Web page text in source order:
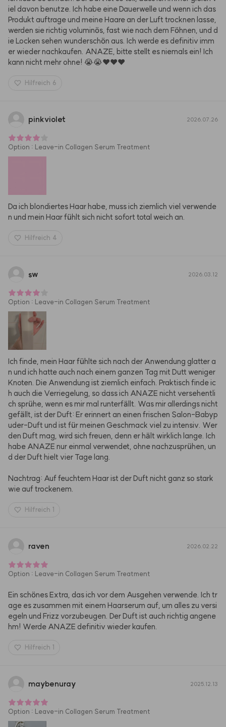
iel davon benutze. Ich habe eine Dauerwelle und wenn ich das
Produkt auftrage und meine Haare an der Luft trocknen lasse,
werden sie richtig voluminös, fast wie nach dem Föhnen, und d
ie Locken sehen wunderschön aus. Ich werde es definitiv imm
er wieder nachkaufen. ANAZE, bitte stellt es niemals ein! Ich
kann nicht mehr ohne! 😭😭❤️❤️❤️
Hilfreich 6
pinkviolet 2026.07.26
Option : Leave-in Collagen Serum Treatment
Da ich blondiertes Haar habe, muss ich ziemlich viel verwende
n und mein Haar fühlt sich nicht sofort total weich an.
Hilfreich 4
sw 2026.03.12
Option : Leave-in Collagen Serum Treatment
Ich finde, mein Haar fühlte sich nach der Anwendung glatter a
n und ich hatte auch nach einem ganzen Tag mit Dutt weniger
Knoten. Die Anwendung ist ziemlich einfach. Praktisch finde ic
h auch die Verriegelung, so dass ich ANAZE nicht versehentli
ch sprühe, wenn es mir mal runterfällt. Was mir allerdings nicht
gefällt, ist der Duft: Er erinnert an einen frischen Salon-Babyp
uder-Duft und ist für meinen Geschmack viel zu intensiv. Wer
den Duft mag, wird sich freuen, denn er hält wirklich lange. Ich
habe ANAZE nur einmal verwendet, ohne nachzusprühen, un
d der Duft hielt vier Tage lang.
Nachtrag: Auf feuchtem Haar ist der Duft nicht ganz so stark
wie auf trockenem.
Hilfreich 1
raven 2026.02.22
Option : Leave-in Collagen Serum Treatment
Ein schönes Extra, das ich vor dem Ausgehen verwende. Ich tr
age es zusammen mit einem Haarserum auf, um alles zu versi
egeln und Frizz vorzubeugen. Der Duft ist auch richtig angene
hm! Werde ANAZE definitiv wieder kaufen.
Hilfreich 1
maybenuray 2025.12.13
Option : Leave-in Collagen Serum Treatment